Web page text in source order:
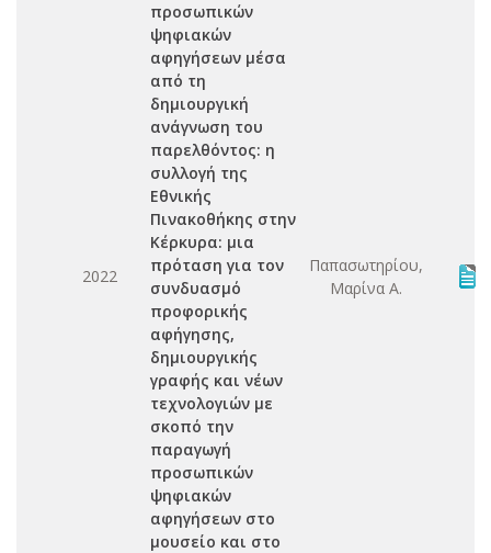
2022
προσωπικών
ψηφιακών
αφηγήσεων μέσα
από τη
δημιουργική
ανάγνωση του
παρελθόντος: η
συλλογή της
Εθνικής
Πινακοθήκης στην
Κέρκυρα: μια
πρόταση για τον
συνδυασμό
προφορικής
αφήγησης,
δημιουργικής
γραφής και νέων
τεχνολογιών με
σκοπό την
παραγωγή
προσωπικών
ψηφιακών
αφηγήσεων στο
μουσείο και στο
Παπασωτηρίου,
Μαρίνα Α.